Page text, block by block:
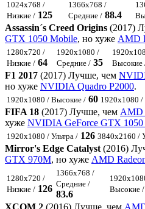
1024x768 /
Низкие / 125
1366x768 /
Средние / 88.4
Assassin´s Creed Origins (2017)
GTX 1050 Mobile, но хуже AMD
1280x720 /
Низкие / 64
1920x1080 /
Средние / 35
Высокие
F1 2017 (2017) Лучше, чем
но хуже NVIDIA Quadro P2000.
1920x1080 / Высокие / 60 1920x1080 /
FIFA 18 (2017) Лучше, чем AMD
хуже NVIDIA GeForce GTX 1050
1920x1080 / Ультра / 126 3840x2160 /
Mirror's Edge Catalyst (2016)
GTX 970M, но хуже AMD
1280x720 /
Низкие / 126
1366x768 /
Средние /
83.6
Высокие /